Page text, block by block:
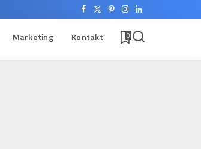
Marketing Kontakt 0